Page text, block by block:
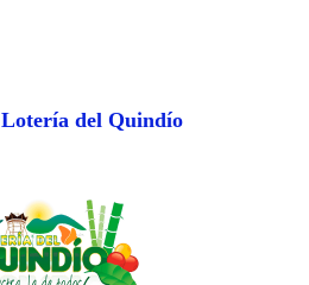
Lotería del Quindío